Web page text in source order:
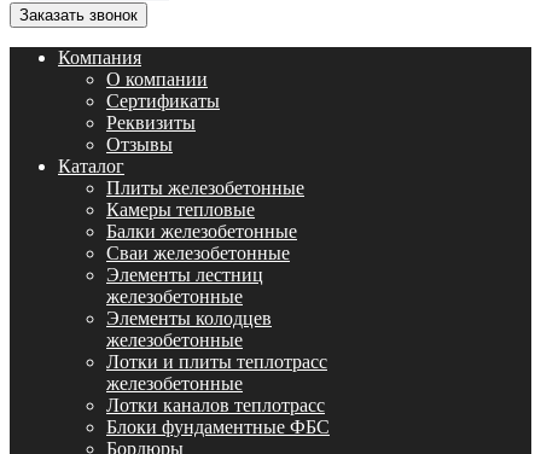
Заказать звонок
Компания
О компании
Сертификаты
Реквизиты
Отзывы
Каталог
Плиты железобетонные
Камеры тепловые
Балки железобетонные
Сваи железобетонные
Элементы лестниц
железобетонные
Элементы колодцев
железобетонные
Лотки и плиты теплотрасс
железобетонные
Лотки каналов теплотрасс
Блоки фундаментные ФБС
Бордюры